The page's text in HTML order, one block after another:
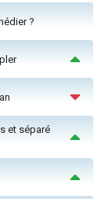
?
et séparé